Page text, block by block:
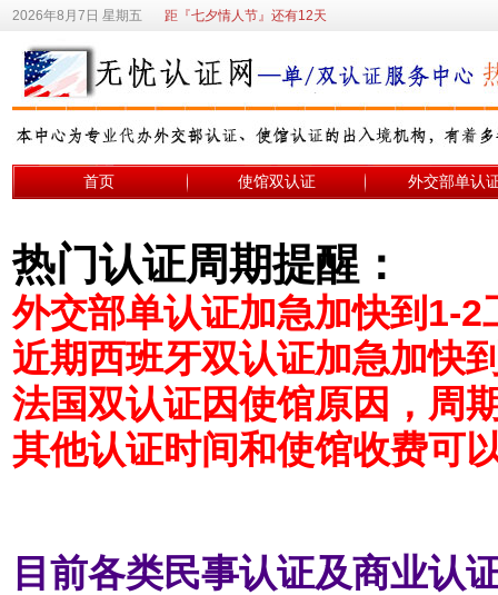
2026年8月7日 星期五 距『七夕情人节』还有12天
首页 使馆双认证 外交部单认
热门认证周期提醒：
外交部单认证加急加快到1-2
近期西班牙双认证加急加快
法国双认证因使馆原因，周
其他认证时间和使馆收费可
目前各类民事认证及商业认